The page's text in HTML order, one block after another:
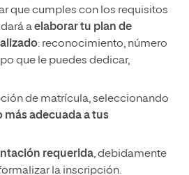
que cumples con los requisitos
aelaborar tu plan de
: reconocimiento, número
que le puedes dedicar,
de matrícula, seleccionando
más adecuada a tus
requerida, debidamente
la inscripción.